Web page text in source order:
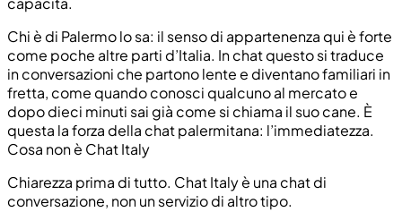
Chi è di Palermo lo sa: il senso di appartenenza qui è forte
come poche altre parti d’Italia. In chat questo si traduce
in conversazioni che partono lente e diventano familiari in
fretta, come quando conosci qualcuno al mercato e
dopo dieci minuti sai già come si chiama il suo cane. È
questa la forza della chat palermitana: l’immediatezza.
Cosa non è Chat Italy
Chiarezza prima di tutto. Chat Italy è una chat di
conversazione, non un servizio di altro tipo.